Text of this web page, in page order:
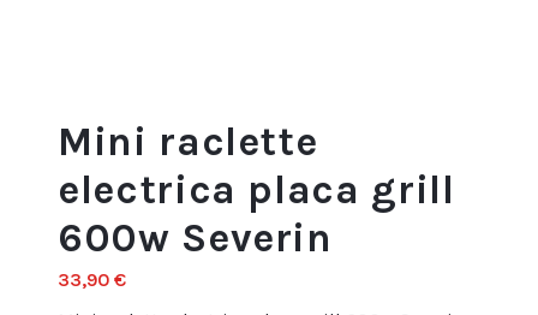
Mini raclette
electrica placa grill
600w Severin
33,90 €